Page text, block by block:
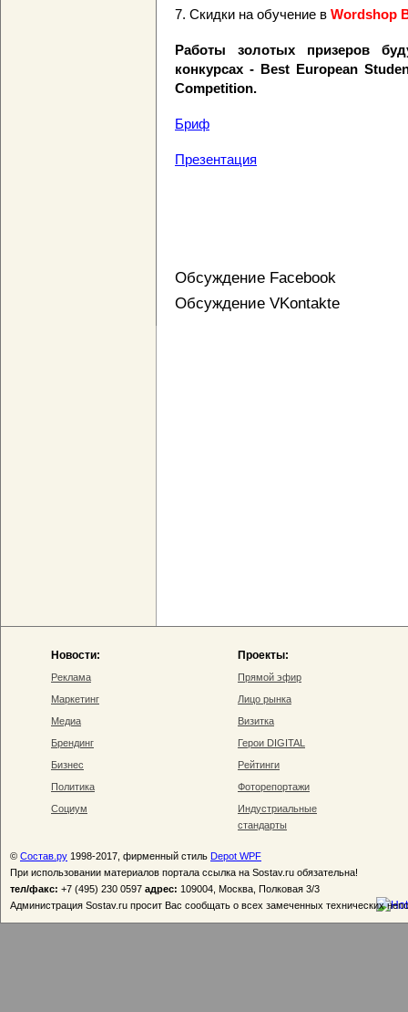
7. Скидки на обучение в Wordshop
Работы золотых призеров
конкурсах - Best European
Competition.
Бриф
Презентация
Обсуждение Facebook
Обсуждение VKontakte
Новости:
Реклама
Маркетинг
Медиа
Брендинг
Бизнес
Политика
Социум
Проекты:
Прямой эфир
Лицо рынка
Визитка
Герои DIGITAL
Рейтинги
Фоторепортажи
Индустриальные
стандарты
© Состав.ру 1998-2017, фирменный стиль Depot WPF
При использовании материалов портала ссылка на Sostav.ru обязательна!
тел/факс: +7 (495) 230 0597 адрес: 109004, Москва, Полковая 3/3
Администрация Sostav.ru просит Вас сообщать о всех замеченных технических